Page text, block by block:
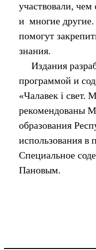
участвовали,
и многие
помогут
знания.
Издания
программой и
«Чалавек і свет.
рекомендованы
образования
использования в
Специальное
Пановым.